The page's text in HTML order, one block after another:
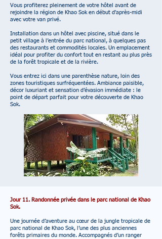
Vous profiterez pleinement de votre hôtel avant de
rejoindre la région de Khao Sok en début d'après-midi
avec votre van privé.
Installation dans un hôtel avec piscine, situé dans le
petit village à l’entrée du parc national, à quelques pas
des restaurants et commodités locales. Un emplacement
idéal pour profiter du confort tout en restant au plus près
de la forêt tropicale et de la rivière.
Vous entrez ici dans une parenthèse nature, loin des
zones touristiques surfréquentées. Ambiance paisible,
décor luxuriant et sensation d’évasion immédiate : le
point de départ parfait pour votre découverte de Khao
Sok.
Jour 11. Randonnée privée dans le parc national de Khao
Sok.
Une journée d’aventure au cœur de la jungle tropicale de
parc national de Khao Sok, l’une des plus anciennes
forêts primaires du monde. Accompagnés d’un ranger